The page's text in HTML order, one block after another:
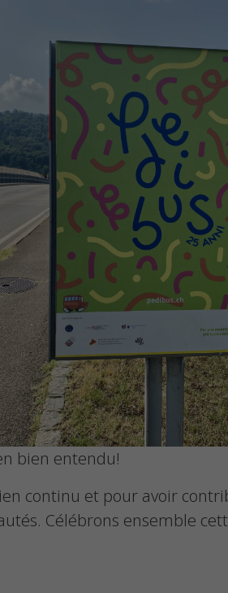
bien entendu!
continu et pour avoir
Célébrons ensemble